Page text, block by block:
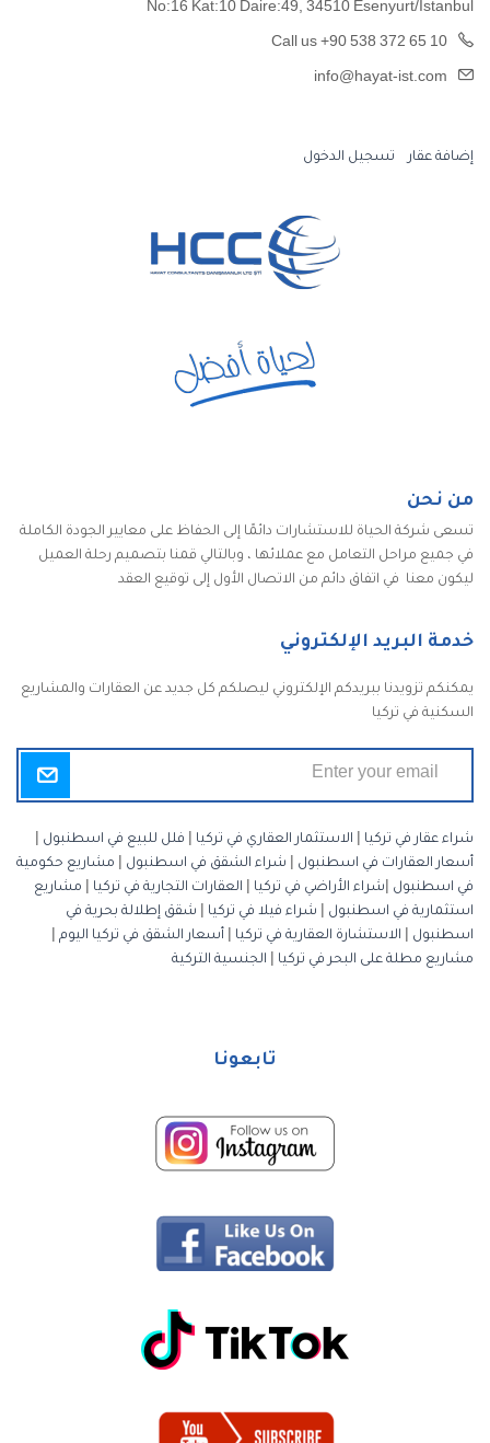
No:16 Kat:10 Daire:49, 34510 Esenyurt/İstanbul
Call us +90 538 372 65 10
info@hayat-ist.com
إضافة عقار تسجيل الدخول
من نحن
تسعى شركة الحياة للاستشارات دائمًا إلى الحفاظ على معايير الجودة الكاملة
في جميع مراحل التعامل مع عملائها ، وبالتالي قمنا بتصميم رحلة العميل
ليكون معنا في اتفاق دائم من الاتصال الأول إلى توقيع العقد
خدمة البريد الإلكتروني
يمكنكم تزويدنا ببريدكم الإلكتروني ليصلكم كل جديد عن العقارات والمشاريع
السكنية في تركيا
شراء عقار في تركيا الاستثمار العقاري في تركيا فلل للبيع في اسطنبول
أسعار العقارات في اسطنبول
شراء الشقق في اسطنبول
مشاريع حكومية
في اسطنبول
شراء الأراضي في تركيا العقارات التجارية في تركيا
مشاريع
استثمارية في اسطنبول
شراء فيلا في تركيا
شقق إطلالة بحرية في
اسطنبول
الاستشارة العقارية في تركيا أسعار الشقق في تركيا اليوم
مشاريع مطلة على البحر في تركيا
الجنسية التركية
تابعونا